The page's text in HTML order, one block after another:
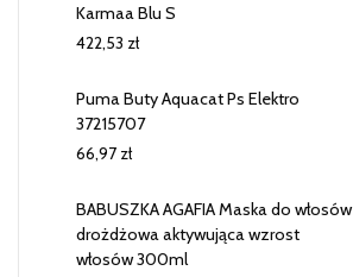
Karmaa Blu S
422,53 zł
Puma Buty Aquacat Ps Elektro
37215707
66,97 zł
BABUSZKA AGAFIA Maska do włosów
drożdżowa aktywująca wzrost
włosów 300ml